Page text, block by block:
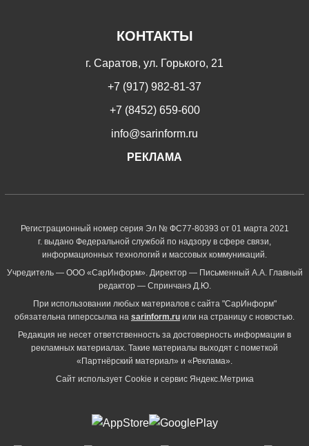
КОНТАКТЫ
г. Саратов, ул. Горького, 21
+7 (917) 982-81-37
+7 (8452) 659-600
info@sarinform.ru
РЕКЛАМА
Регистрационный номер серия Эл № ФС77-80393 от 01 марта 2021
г. выдано Федеральной службой по надзору в сфере связи,
информационных технологий и массовых коммуникаций.
Учредитель — ООО «СарИнформ». Директор — Письменный А.А. Главный
редактор — Спринчанэ Д.Ю.
При использовании любых материалов с сайта "СарИнформ"
обязательна гиперссылка на sarinform.ru или на страницу с новостью.
Редакция не несет ответственность за достоверность информации в
рекламных материалах. Такие материалы выходят с пометкой
«Партнёрский материал» и «Реклама».
Сайт использует Cookie и сервиc Яндекс.Метрика